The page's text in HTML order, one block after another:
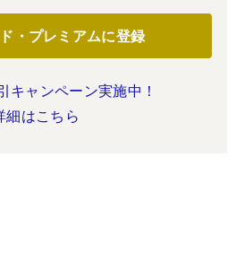
・プレミアムに登録
キャンペーン実施中！
細はこちら